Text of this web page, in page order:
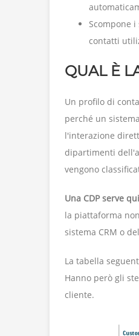
Scompone
contatti
QUAL È
Un profilo di
perché un
l'interazione
dipartimenti
vengono
Una CDP serve
la piattaforma
sistema CRM o
La tabella
Hanno però gli
cliente.